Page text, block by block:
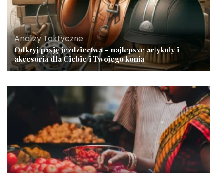
Analizy Taktyczne
Odkryj pasję jeździectwa – najlepsze artykuły i
akcesoria dla Ciebie i Twojego konia